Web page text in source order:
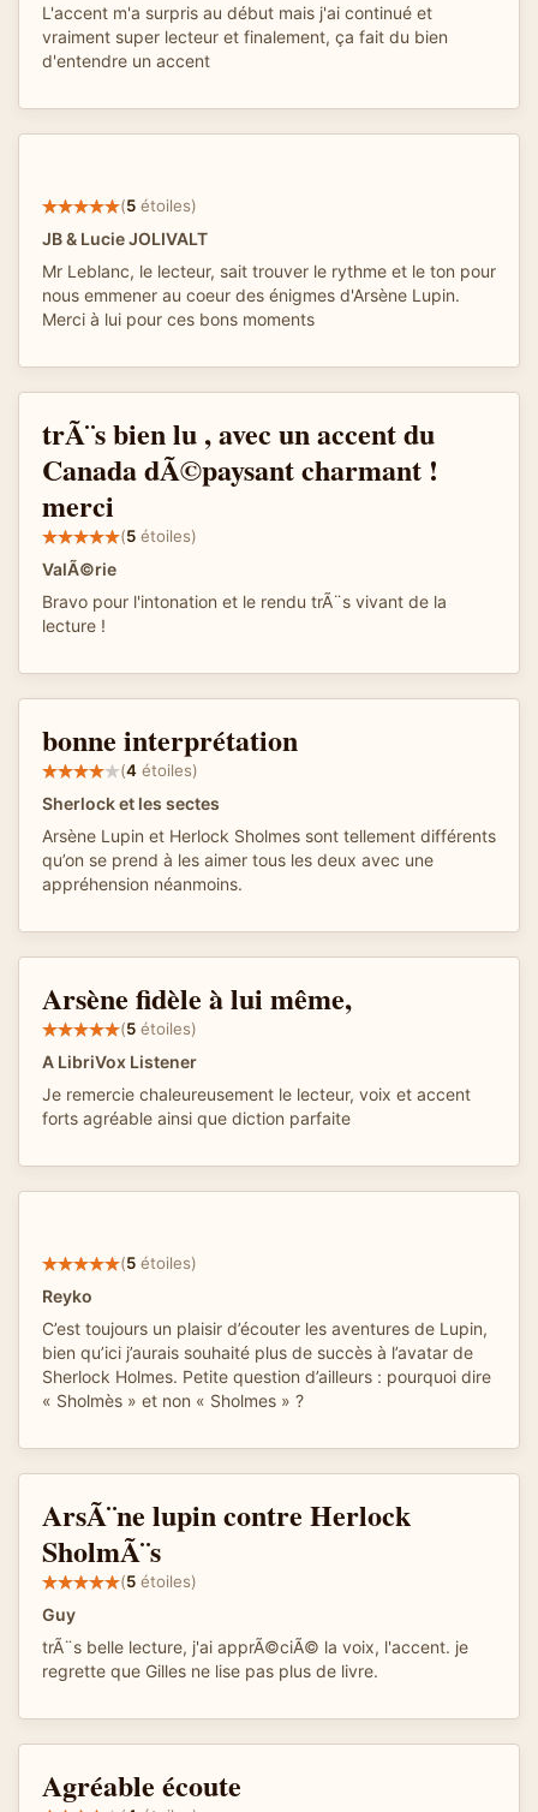
L'accent m'a surpris au début mais j'ai continué et
vraiment super lecteur et finalement, ça fait du bien
d'entendre un accent
(5 étoiles)
JB & Lucie JOLIVALT
Mr Leblanc, le lecteur, sait trouver le rythme et le ton pour
nous emmener au coeur des énigmes d'Arsène Lupin.
Merci à lui pour ces bons moments
trÃ¨s bien lu , avec un accent du
Canada dÃ©paysant charmant !
merci
(5 étoiles)
ValÃ©rie
Bravo pour l'intonation et le rendu trÃ¨s vivant de la
lecture !
bonne interprétation
(4 étoiles)
Sherlock et les sectes
Arsène Lupin et Herlock Sholmes sont tellement différents
qu’on se prend à les aimer tous les deux avec une
appréhension néanmoins.
Arsène fidèle à lui même,
(5 étoiles)
A LibriVox Listener
Je remercie chaleureusement le lecteur, voix et accent
forts agréable ainsi que diction parfaite
(5 étoiles)
Reyko
C’est toujours un plaisir d’écouter les aventures de Lupin,
bien qu’ici j’aurais souhaité plus de succès à l’avatar de
Sherlock Holmes. Petite question d’ailleurs : pourquoi dire
« Sholmès » et non « Sholmes » ?
ArsÃ¨ne lupin contre Herlock
SholmÃ¨s
(5 étoiles)
Guy
trÃ¨s belle lecture, j'ai apprÃ©ciÃ© la voix, l'accent. je
regrette que Gilles ne lise pas plus de livre.
Agréable écoute